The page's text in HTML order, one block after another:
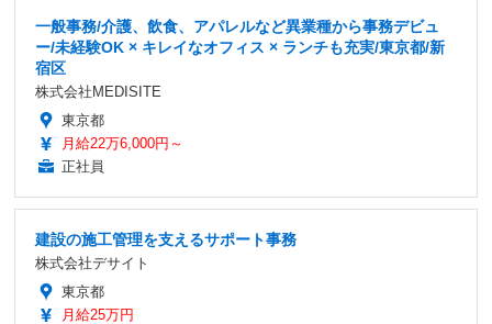
一般事務/介護、飲食、アパレルなど異業種から事務デビュ
ー/未経験OK × キレイなオフィス × ランチも充実/東京都/新
宿区
株式会社MEDISITE
東京都
月給22万6,000円～
正社員
建設の施工管理を支えるサポート事務
株式会社デサイト
東京都
月給25万円